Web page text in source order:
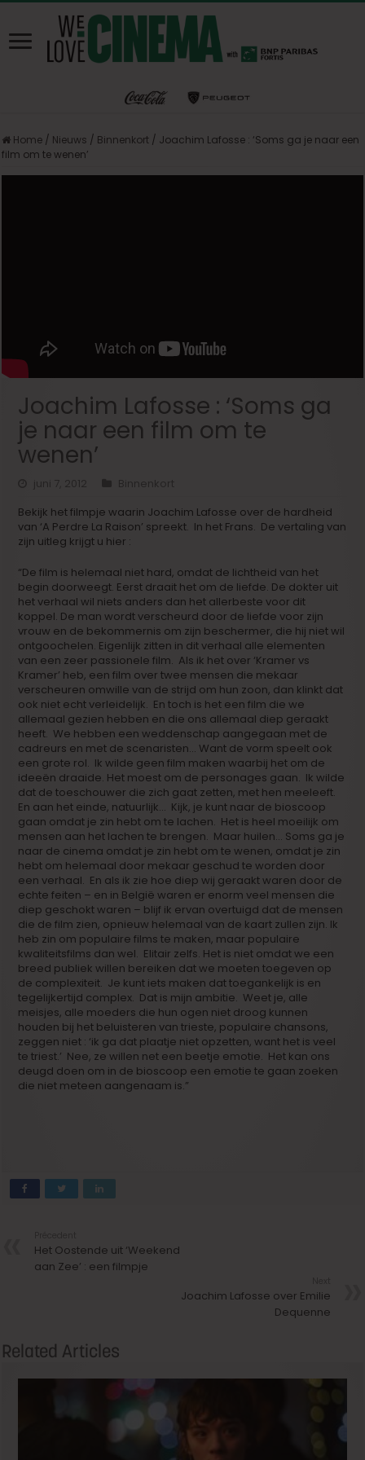
Home / Nieuws / Binnenkort / Joachim Lafosse : ‘Soms ga je naar een
film om te wenen’
Joachim Lafosse : ‘Soms ga
je naar een film om te
wenen’
juni 7, 2012
Binnenkort
Bekijk het filmpje waarin Joachim Lafosse over de hardheid
van ‘A Perdre La Raison’ spreekt. In het Frans. De vertaling van
zijn uitleg krijgt u hier :
“De film is helemaal niet hard, omdat de lichtheid van het
begin doorweegt. Eerst draait het om de liefde. De dokter uit
het verhaal wil niets anders dan het allerbeste voor dit
koppel. De man wordt verscheurd door de liefde voor zijn
vrouw en de bekommernis om zijn beschermer, die hij niet wil
ontgoochelen. Eigenlijk zitten in dit verhaal alle elementen
van een zeer passionele film. Als ik het over ‘Kramer vs
Kramer’ heb, een film over twee mensen die mekaar
verscheuren omwille van de strijd om hun zoon, dan klinkt dat
ook niet echt verleidelijk. En toch is het een film die we
allemaal gezien hebben en die ons allemaal diep geraakt
heeft. We hebben een weddenschap aangegaan met de
cadreurs en met de scenaristen… Want de vorm speelt ook
een grote rol. Ik wilde geen film maken waarbij het om de
ideeën draaide. Het moest om de personages gaan. Ik wilde
dat de toeschouwer die zich gaat zetten, met hen meeleeft.
En aan het einde, natuurlijk… Kijk, je kunt naar de bioscoop
gaan omdat je zin hebt om te lachen. Het is heel moeilijk om
mensen aan het lachen te brengen. Maar huilen… Soms ga je
naar de cinema omdat je zin hebt om te wenen, omdat je zin
hebt om helemaal door mekaar geschud te worden door
een verhaal. En als ik zie hoe diep wij geraakt waren door de
echte feiten – en in België waren er enorm veel mensen die
diep geschokt waren – blijf ik ervan overtuigd dat de mensen
die de film zien, opnieuw helemaal van de kaart zullen zijn. Ik
heb zin om populaire films te maken, maar populaire
kwaliteitsfilms dan wel. Elitair zelfs. Het is niet omdat we een
breed publiek willen bereiken dat we moeten toegeven op
de complexiteit. Je kunt iets maken dat toegankelijk is en
tegelijkertijd complex. Dat is mijn ambitie. Weet je, alle
meisjes, alle moeders die hun ogen niet droog kunnen
houden bij het beluisteren van trieste, populaire chansons,
zeggen niet : ‘ik ga dat plaatje niet opzetten, want het is veel
te triest.’ Nee, ze willen net een beetje emotie. Het kan ons
deugd doen om in de bioscoop een emotie te gaan zoeken
die niet meteen aangenaam is.”
Het Oostende uit ‘Weekend
aan Zee’ : een filmpje
Joachim Lafosse over Emilie
Dequenne
Related Articles